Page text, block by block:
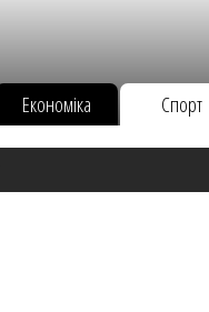
Економіка Спорт